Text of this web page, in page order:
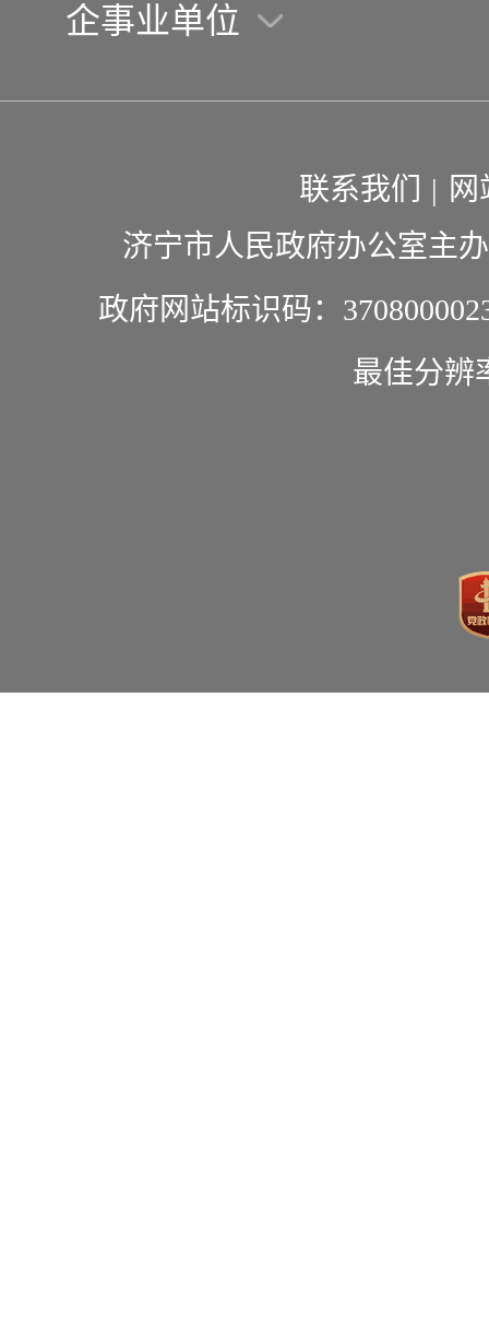
企事业单位
联系我们 |
济宁市人民政府办公室主
政府网站标识码：
最佳分辨